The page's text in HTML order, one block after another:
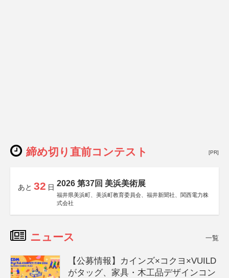
締め切り直前コンテスト [PR]
あと 32 日 2026 第37回 美浜美術展
福井県美浜町、美浜町教育委員会、福井新聞社、関西電力株
式会社
ニュース 一覧
【公募情報】カインズ×コクヨ×VUILD
がタッグ、家具・木工品デザインコン